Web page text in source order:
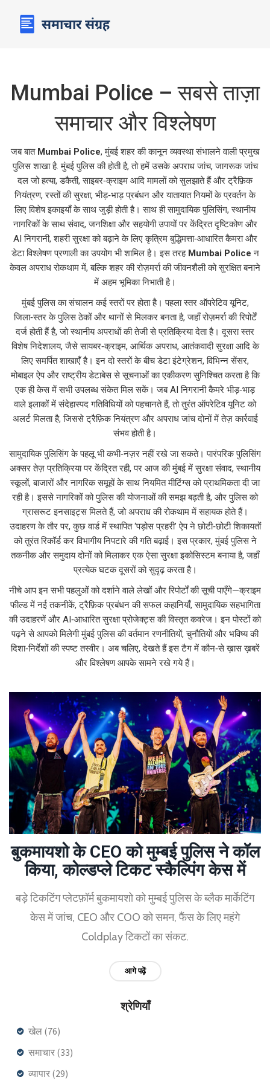
Mumbai Police – सबसे ताज़ा
समाचार और विश्लेषण
जब बात Mumbai Police,मुंबई शहर की कानून व्यवस्था संभालने वाली प्रमुख
पुलिस शाखा है.मुंबई पुलिसकी होती है, तो हमें उसकेअपराध जांच,जागरूक जांच
दल जो हत्या, डकैती, साइबर‑क्राइम आदि मामलों को सुलझाते हैंऔरट्रैफ़िक
नियंत्रण,रस्तों की सुरक्षा, भीड़‑भाड़ प्रबंधन और यातायात नियमों के प्रवर्तन के
लिए विशेष इकाइयाँके साथ जुड़ी होती है। साथ हीसामुदायिक पुलिसिंग,स्थानीय
नागरिकों के साथ संवाद, जनशिक्षा और सहयोगी उपायों पर केंद्रित दृष्टिकोणऔर
AI निगरानी,शहरी सुरक्षा को बढ़ाने के लिए कृत्रिम बुद्धिमत्ता‑आधारित कैमरा और
डेटा विश्लेषण प्रणालीका उपयोग भी शामिल है। इस तरह Mumbai Police न
केवल अपराध रोकथाम में, बल्कि शहर की रोज़मर्रा की जीवनशैली को सुरक्षित बनाने
में अहम भूमिका निभाती है।
मुंबई पुलिस का संचालन कई स्तरों पर होता है। पहला स्तर ऑपरेटिव यूनिट,
जिला‑स्तर के पुलिस ठेकों और थानों से मिलकर बनता है, जहाँ रोज़मर्रा की रिपोर्टें
दर्ज होती हैंहै, जो स्थानीय अपराधों की तेजी से प्रतिक्रिया देता है। दूसरा स्तर
विशेष निदेशालय,जैसे सायबर‑क्राइम, आर्थिक अपराध, आतंकवादी सुरक्षा आदि के
लिए समर्पित शाखाएँहै। इन दो स्तरों के बीचडेटा इंटेग्रेशन,विभिन्न सेंसर,
मोबाइल ऐप और राष्ट्रीय डेटाबेस से सूचनाओं का एकीकरणसुनिश्चित करता है कि
एक ही केस में सभी उपलब्ध संकेत मिल सकें। जब AI निगरानी कैमरे भीड़‑भाड़
वाले इलाकों में संदेहास्पद गतिविधियों को पहचानते हैं, तो तुरंत ऑपरेटिव यूनिट को
अलर्ट मिलता है, जिससे ट्रैफ़िक नियंत्रण और अपराध जांच दोनों में तेज़ कार्रवाई
संभव होती है।
सामुदायिक पुलिसिंग के पहलू भी कभी‑नज़र नहीं रखे जा सकते। पारंपरिक पुलिसिंग
अक्सर तेज़ प्रतिक्रिया पर केंद्रित रही, पर आज की मुंबई मेंसुरक्षा संवाद,स्थानीय
स्कूलों, बाजारों और नागरिक समूहों के साथ नियमित मीटिंग्सको प्राथमिकता दी जा
रही है। इससे नागरिकों को पुलिस की योजनाओं की समझ बढ़ती है, और पुलिस को
ग्रासरूट इनसाइट्स मिलते हैं, जो अपराध की रोकथाम में सहायक होते हैं।
उदाहरण के तौर पर, कुछ वार्ड में स्थापित ‘पड़ोस प्रहरी’ ऐप ने छोटी‑छोटी शिकायतों
को तुरंत रिकॉर्ड कर विभागीय निपटारे की गति बढ़ाई। इस प्रकार, मुंबई पुलिस ने
तकनीक और समुदाय दोनों को मिलाकर एक ऐसा सुरक्षा इकोसिस्टम बनाया है, जहाँ
प्रत्येक घटक दूसरों को सुदृढ़ करता है।
नीचे आप इन सभी पहलुओं को दर्शाने वाले लेखों और रिपोर्टों की सूची पाएँगे—क्राइम
फील्ड में नई तकनीकें, ट्रैफ़िक प्रबंधन की सफल कहानियाँ, सामुदायिक सहभागिता
की उदाहरणें और AI‑आधारित सुरक्षा प्रोजेक्ट्स की विस्तृत कवरेज। इन पोस्टों को
पढ़ने से आपको मिलेगी मुंबई पुलिस की वर्तमान रणनीतियों, चुनौतियों और भविष्य की
दिशा‑निर्देशों की स्पष्ट तस्वीर। अब चलिए, देखते हैं इस टैग में कौन‑से ख़ास ख़बरें
और विश्लेषण आपके सामने रखे गये हैं।
बुकमायशो के CEO को मुम्बई पुलिस ने कॉल
किया, कोल्डप्ले टिकट स्कैल्पिंग केस में
बड़े टिकटिंग प्लेटफ़ॉर्म बुकमायशो को मुम्बई पुलिस के ब्लैक मार्केटिंग
केस में जांच, CEO और COO को समन, फैंस के लिए महंगे
Coldplay टिकटों का संकट.
आगे पढ़ें
श्रेणियाँ
खेल (76)
समाचार (33)
व्यापार (29)